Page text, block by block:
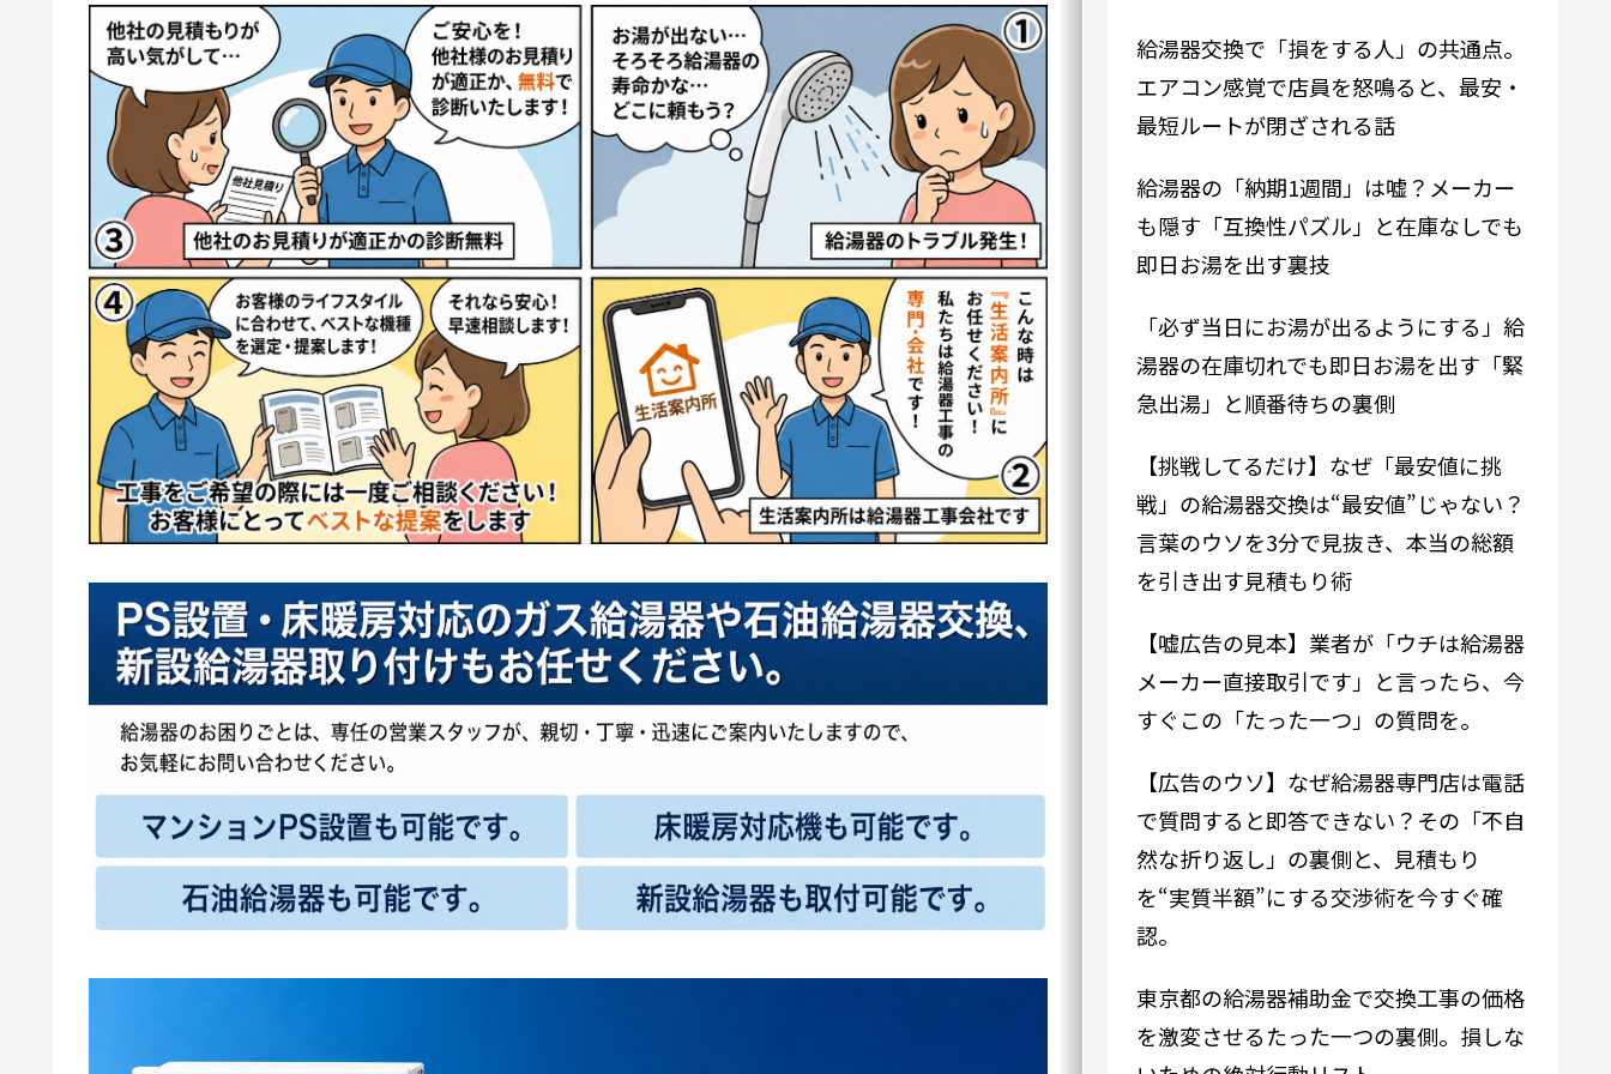
給湯器交換で「損をする人」の共通点。
エアコン感覚で店員を怒鳴ると、最安・
最短ルートが閉ざされる話
給湯器の「納期1週間」は嘘？メーカー
も隠す「互換性パズル」と在庫なしでも
即日お湯を出す裏技
「必ず当日にお湯が出るようにする」給
湯器の在庫切れでも即日お湯を出す「緊
急出湯」と順番待ちの裏側
【挑戦してるだけ】なぜ「最安値に挑
戦」の給湯器交換は“最安値”じゃない？
言葉のウソを3分で見抜き、本当の総額
を引き出す見積もり術
【嘘広告の見本】業者が「ウチは給湯器
メーカー直接取引です」と言ったら、今
すぐこの「たった一つ」の質問を。
【広告のウソ】なぜ給湯器専門​​店は電話
で質問すると即答できない？その「不自
然な折り返し」の裏側と、見積もり
を“実質半額”にする交渉術を今すぐ確
認。
東京都の給湯器補助金で交換工事の価格
を激変させるたった一つの裏側。損しな